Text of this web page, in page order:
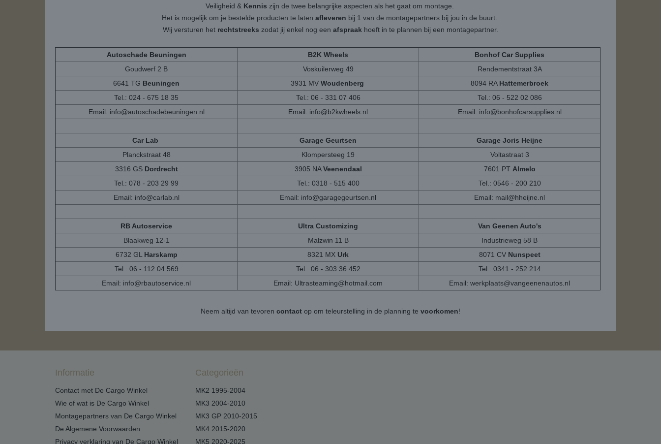
Veiligheid & Kennis zijn de twee belangrijke aspecten als het gaat om montage.
Het is mogelijk om je bestelde producten te laten afleveren bij 1 van de montagepartners bij jou in de buurt.
Wij versturen het rechtstreeks zodat jij enkel nog een afspraak hoeft in te plannen bij een montagepartner.
Autoschade Beuningen B2K Wheels
Bonhof Car Supplies
Goudwerf 2 B
Voskuilerweg 49
Rendementstraat 3A
6641 TG Beuningen 3931 MV Woudenberg 8094 RA Hattemerbroek
Tel.: 024 - 675 18 35
Tel.: 06 - 331 07 406
Tel.: 06 - 522 02 086
Email: info@autoschadebeuningen.nl Email: info@b2kwheels.nl Email: info@bonhofcarsupplies.nl
Car Lab Garage Geurtsen
Garage Joris Heijne
Planckstraat 48
Klompersteeg 19
Voltastraat 3
3316 GS Dordrecht 3905 NAVeenendaal 7601 PT Almelo
Tel.: 078 - 203 29 99
Tel.: 0318 - 515 400
Tel.: 0546 - 200 210
Email: info@carlab.nl Email: info@garagegeurtsen.nl Email: mail@hheijne.nl
RB Autoservice Ultra Customizing
Van Geenen Auto's
Blaakweg 12-1
Malzwin 11 B
Industrieweg 58 B
6732 GL Harskamp 8321 MX Urk 8071 CV Nunspeet
Tel.: 06 - 112 04 569
Tel.: 06 - 303 36 452
Tel.: 0341 - 252 214
Email: info@rbautoservice.nl Email: Ultrasteaming@hotmail.com Email: werkplaats@vangeenenautos.nl
Neem altijd van tevoren contact op om teleurstelling in de planning te voorkomen!
Informatie
Contact met De Cargo Winkel
Wie of wat is De Cargo Winkel
Montagepartners van De Cargo Winkel
De Algemene Voorwaarden
Privacy verklaring van De Cargo Winkel
Categorieën
MK2 1995-2004
MK3 2004-2010
MK3 GP 2010-2015
MK4 2015-2020
MK5 2020-2025